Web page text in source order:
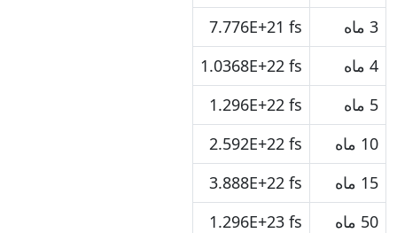
3 ماه
7.776E+21 fs
4 ماه
1.0368E+22 fs
5 ماه
1.296E+22 fs
10 ماه
2.592E+22 fs
15 ماه
3.888E+22 fs
50 ماه
1.296E+23 fs